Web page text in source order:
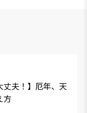
丈夫！】厄年、天
方